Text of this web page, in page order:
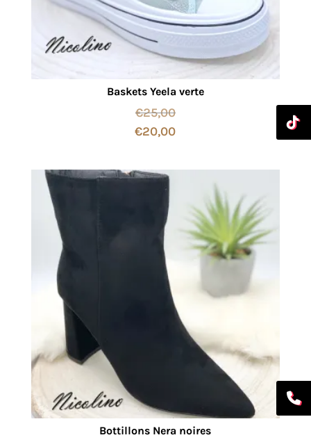
Baskets Yeela verte
€25,00
€20,00
Bottillons Nera noires